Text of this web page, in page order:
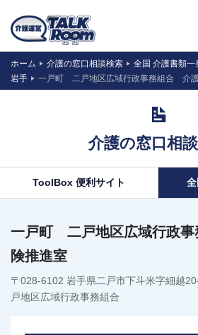
ホーム 介護の窓口相談検索 全国 介護書類一
岩手
一戸町 二戸地区広域行政事務組合 介
介護の窓口相
ToolBox 便利サイト
一戸町 二戸地区広域行政
険推進室
〒028-6102 岩手県二戸市下斗米字細越
戸地区広域行政事務組合